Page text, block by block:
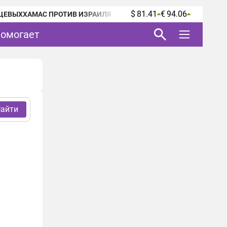
ХАМАС ПРОТИВ ИЗРАИЛЯ $ 81.41 € 94.06